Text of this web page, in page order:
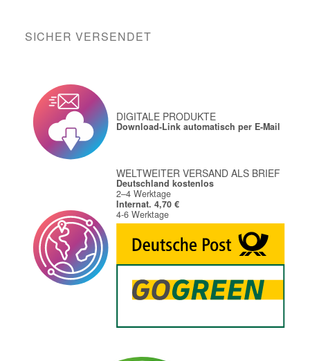
SICHER VERSENDET
DIGITALE PRODUKTE
Download-Link automatisch per E-Mail
WELTWEITER VERSAND ALS BRIEF
Deutschland kostenlos
2–4 Werktage
Internat. 4,70 €
4-6 Werktage